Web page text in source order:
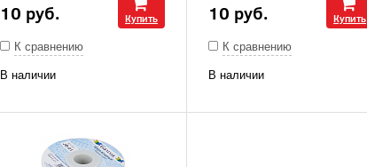
10 руб. Купить
К сравнению
В наличии
10 руб. Купить
К сравнению
В наличии